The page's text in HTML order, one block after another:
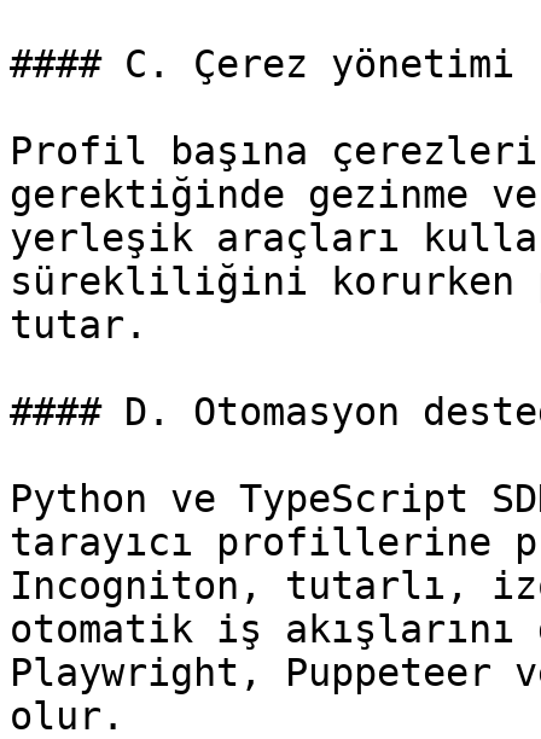
#### C. Çerez yönetimi
Profil başına
gerektiğinde gezinme
yerleşik araçları
sürekliliğini
tutar.
#### D. Otomasyon
Python ve TypeScript
tarayıcı profillerine
Incogniton, tutarlı,
otomatik iş akışlarını
Playwright, Puppeteer
olur.